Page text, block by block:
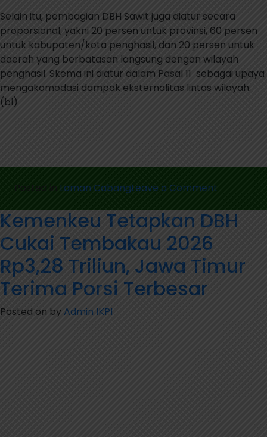
Selain itu, pembagian DBH Sawit juga diatur secara
proporsional, yakni 20 persen untuk provinsi, 60 persen
untuk kabupaten/kota penghasil, dan 20 persen untuk
daerah yang berbatasan langsung dengan wilayah
penghasil. Skema ini diatur dalam Pasal 11 sebagai upaya
mengakomodasi dampak eksternalitas lintas wilayah.
(bl)
Posted in Laman CabangLeave a Comment
Perkuat
Transfer
ke
Daerah
Kemenkeu Tetapkan DBH
Cukai Tembakau 2026
Rp3,28 Triliun, Jawa Timur
Terima Porsi Terbesar
Posted on byAdmin IKPI